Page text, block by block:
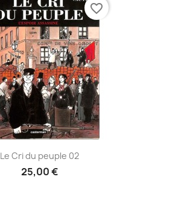
Aperçu rapide
Le Cri du peuple 02
25,00 €
favorite_border